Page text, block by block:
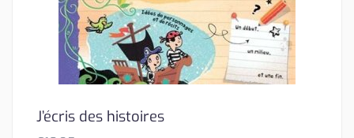
J’écris des histoires